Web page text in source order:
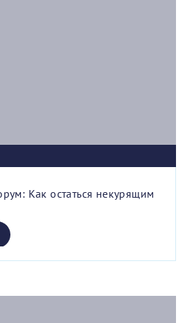
Как остаться некурящим